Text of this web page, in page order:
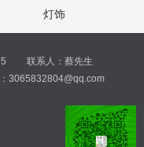
灯饰
联系人：蔡先生
3065832804@qq.com